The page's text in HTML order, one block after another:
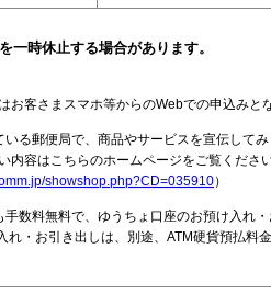
一時休止する場合があります。
お客さまスマホ等からのWebでの申込みと
いる郵便局で、商品やサービスを宣伝して
内容はこちらのホームページをご覧くださ
showshop.php?CD=035910）
手数料無料で、ゆうちょ口座のお預け入れ
れ・お引き出しは、別途、ATM硬貨預払料